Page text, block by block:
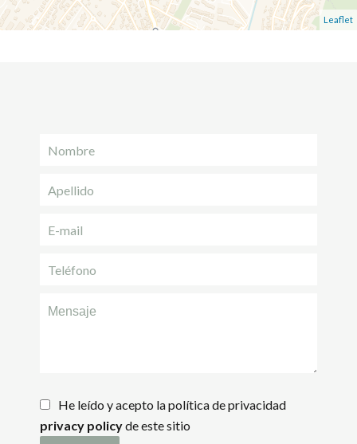
Leaflet
He leído y acepto la política de privacidad
privacy policyde este sitio